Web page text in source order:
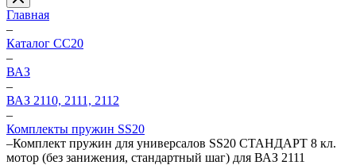
Главная
–
Каталог CC20
–
ВАЗ
–
ВАЗ 2110, 2111, 2112
–
Комплекты пружин SS20
–Комплект пружин для универсалов SS20 СТАНДАРТ 8 кл.
мотор (без занижения, стандартный шаг) для ВАЗ 2111